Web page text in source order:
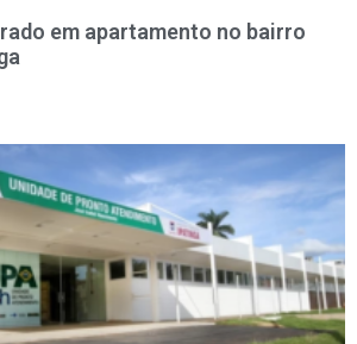
em apartamento no bairro